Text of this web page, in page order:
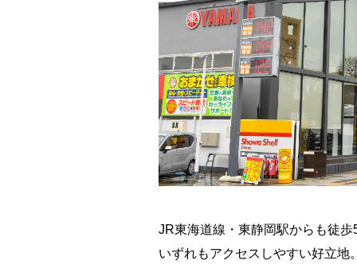
JR東海道線・東静岡駅からも徒
いずれもアクセスしやすい好立地